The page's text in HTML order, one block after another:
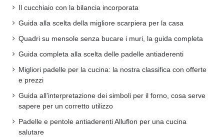
Il cucchiaio con la bilancia incorporata
Guida alla scelta della migliore scarpiera per la casa
Quadri su mensole senza bucare i muri, la guida completa
Guida completa alla scelta delle padelle antiaderenti
Migliori padelle per la cucina: la nostra classifica con offerte
e prezzi
Guida all’interpretazione dei simboli per il forno, cosa serve
sapere per un corretto utilizzo
Padelle e pentole antiaderenti Alluflon per una cucina
salutare